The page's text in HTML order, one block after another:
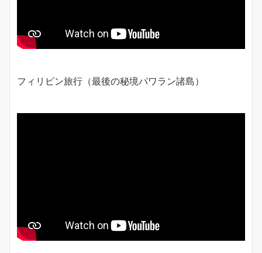
フィリピン旅行（最後の秘境パワラン諸島）